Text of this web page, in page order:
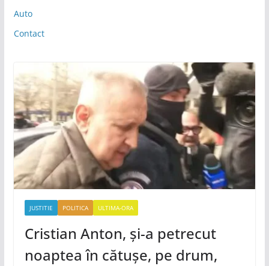
Auto
Contact
JUSTITIE POLITICA ULTIMA-ORA
Cristian Anton, și-a petrecut
noaptea în cătușe, pe drum,